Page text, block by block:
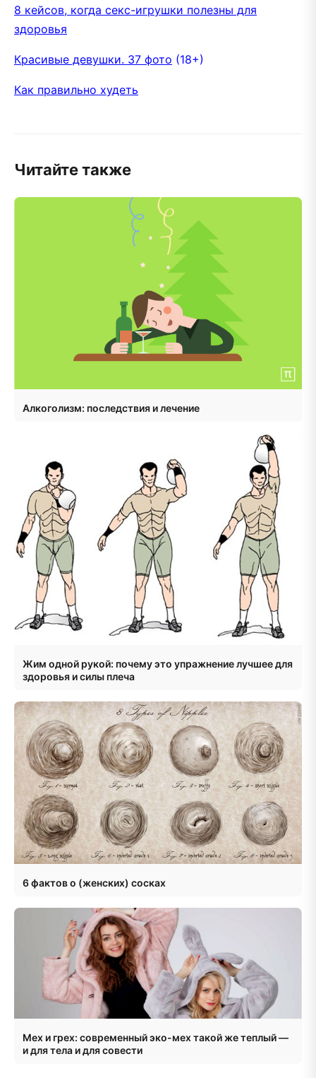
8 кейсов, когда секс-игрушки полезны для
здоровья
Красивые девушки. 37 фото (18+)
Как правильно худеть
Читайте также
Алкоголизм: последствия и лечение
Жим одной рукой: почему это упражнение лучшее для
здоровья и силы плеча
6 фактов о (женских) сосках
Мех и грех: современный эко-мех такой же теплый —
и для тела и для совести